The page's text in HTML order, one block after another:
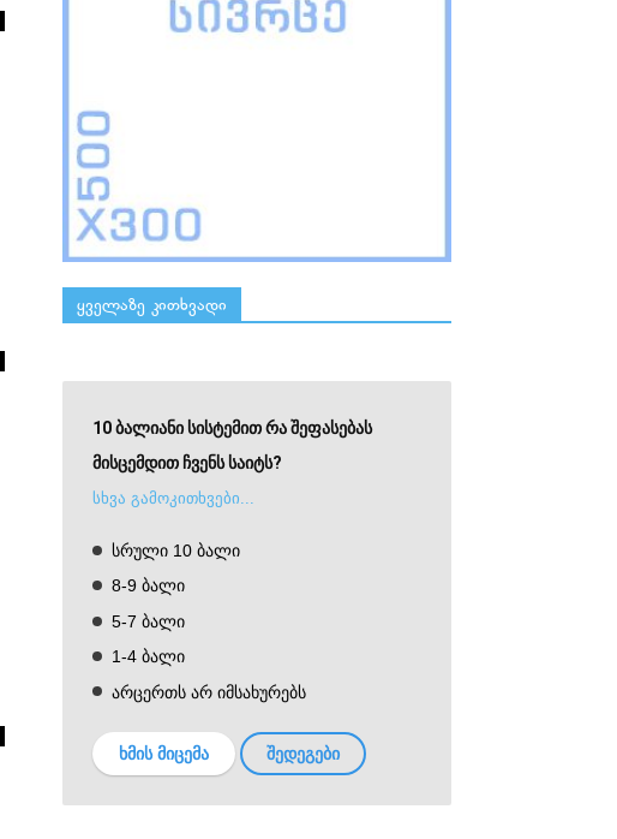
ყველაზე კითხვადი
10 ბალიანი სისტემით რა შეფასებას
მისცემდით ჩვენს საიტს?
სხვა გამოკითხვები...
სრული 10 ბალი
8-9 ბალი
5-7 ბალი
1-4 ბალი
არცერთს არ იმსახურებს
ხმის მიცემა შედეგები